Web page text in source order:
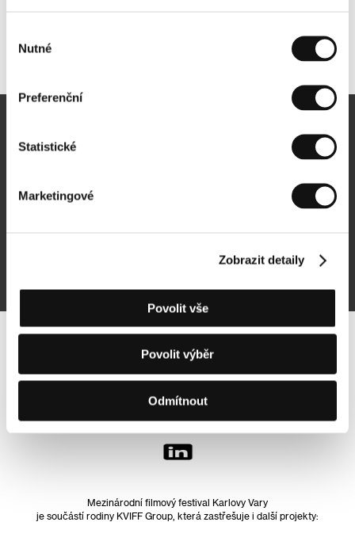
souhlasu
Nutné
Preferenční
Statistické
Marketingové
Zobrazit detaily
Povolit vše
Povolit výběr
Odmítnout
Sledujte nás na síti:
Mezinárodní filmový festival Karlovy Vary
je součástí rodiny KVIFF Group, která zastřešuje i další projekty: